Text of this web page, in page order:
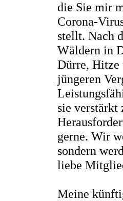
die Sie mir
Corona-
stellt. Nach
Wäldern in
Dürre, Hitze
jüngeren
sie verstärkt
gerne. Wir
sondern
liebe
Meine